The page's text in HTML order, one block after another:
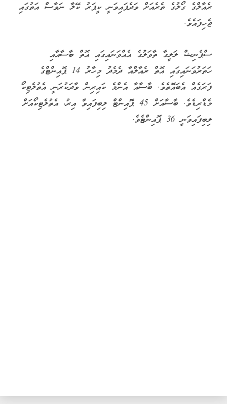
ރެއާލްގެ ގޯލުގެ ތެރެއަށް ވަދެފައިވަނީ ކީޕަރު ކޭލާ ނަވާސް އަތުގައި
ޖެހިފައެވެ.
ސްޕެނިޝް ލަލީގާ ތާވަލުގެ އެއްވަނައިގައި އޮތް ބާސާއާއި
ހަތަރުވަނައިގައި އޮތް ރެއާލްއާ ދެމެދު މިހާރު 14 ޕޮއިންޓްގެ
ފަރަގެއް އެބައޮތެވެ. ބާސާއާ އެންމެ ކައިރިން ވާދަކުރަނީ އެތުލެޓިކޯ
މެޑްރިޑެވެ. ބާސާއަށް 45 ޕޮއިންޓް ލިބިފައިވާ އިރު، އެތުލެޓިކޯއަށް
ލިބިފައިވަނީ 36 ޕޮއިންޓެވެ.